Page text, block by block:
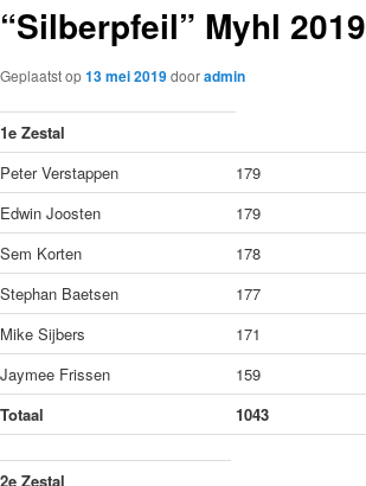
“Silberpfeil” Myhl 2019
Geplaatst op13 mei 2019dooradmin
1e Zestal
Peter Verstappen
179
Edwin Joosten
179
Sem Korten
178
Stephan Baetsen
177
Mike Sijbers
171
Jaymee Frissen
159
Totaal
1043
2e Zestal